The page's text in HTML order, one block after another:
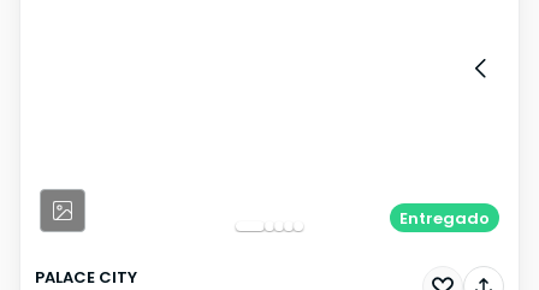
Entregado
PALACE CITY